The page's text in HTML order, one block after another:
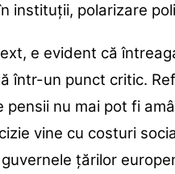
instituții, polarizare
e evident că
într-un punct critic.
pensii nu mai pot fi
vine cu costuri
țărilor